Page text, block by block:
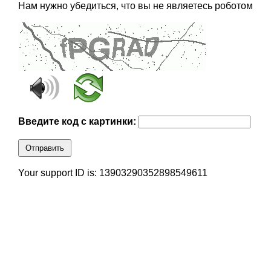
Нам нужно убедиться, что вы не являетесь роботом
Введите код с картинки:
Отправить
Your support ID is: 13903290352898549611